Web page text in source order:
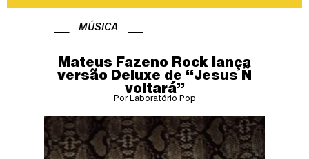
MÚSICA
Mateus Fazeno Rock lança
versão Deluxe de “Jesus Ñ
voltará”
Por Laboratório Pop